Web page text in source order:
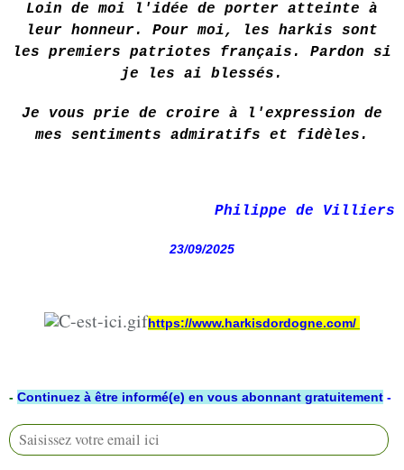
Loin de moi l'idée de porter atteinte à
leur honneur. Pour moi, les harkis sont
les premiers patriotes français. Pardon si
je les ai blessés.
Je vous prie de croire à l'expression de
mes sentiments admiratifs et fidèles.
Philippe de Villiers
23/09/2025
https://www.harkisdordogne.com/
- Continuez à être informé(e) en vous abonnant gratuitement -